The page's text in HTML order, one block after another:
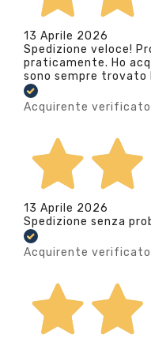
13 Aprile 2026
Spedizione veloce!
praticamente. Ho
sono sempre trovato
Acquirente verificato
13 Aprile 2026
Spedizione senza
Acquirente verificato